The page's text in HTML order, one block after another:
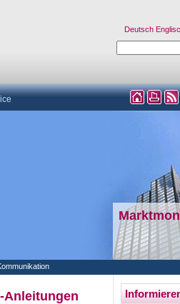
Deutsch
Anleitungen